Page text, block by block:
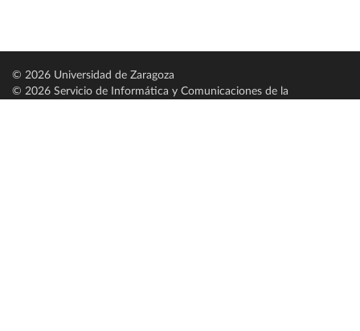
© 2026 Universidad de Zaragoza
© 2026 Servicio de Informática y Comunicaciones de la